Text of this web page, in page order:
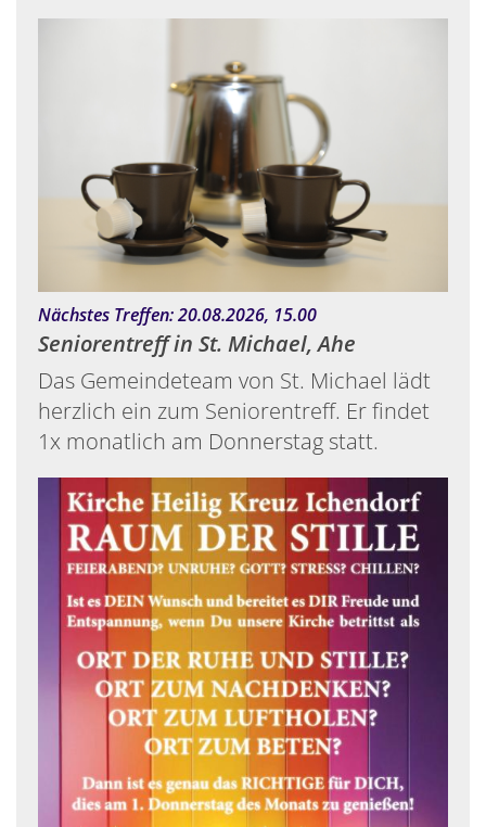
Nächstes Treffen: 20.08.2026, 15.00:
Seniorentreff in St. Michael, Ahe
Das Gemeindeteam von St. Michael lädt
herzlich ein zum Seniorentreff. Er findet
1x monatlich am Donnerstag statt.